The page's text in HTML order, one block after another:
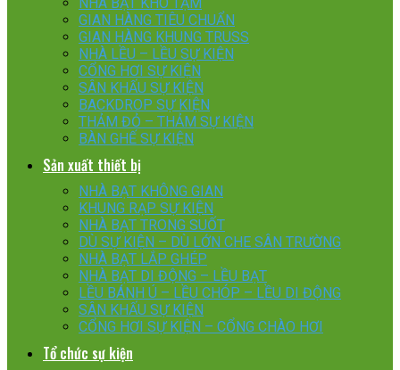
GIAN HÀNG TIÊU CHUẨN
GIAN HÀNG KHUNG TRUSS
NHÀ LỀU – LỀU SỰ KIỆN
CỔNG HƠI SỰ KIỆN
SÂN KHẤU SỰ KIỆN
BACKDROP SỰ KIỆN
THẢM ĐỎ – THẢM SỰ KIỆN
BÀN GHẾ SỰ KIỆN
Sản xuất thiết bị
NHÀ BẠT KHÔNG GIAN
KHUNG RẠP SỰ KIỆN
NHÀ BẠT TRONG SUỐT
DÙ SỰ KIỆN – DÙ LỚN CHE SÂN TRƯỜNG
NHÀ BẠT LẮP GHÉP
NHÀ BẠT DI ĐỘNG – LỀU BẠT
LỀU BÁNH Ú – LỀU CHÓP – LỀU DI ĐỘNG
SÂN KHẤU SỰ KIỆN
CỔNG HƠI SỰ KIỆN – CỔNG CHÀO HƠI
Tổ chức sự kiện